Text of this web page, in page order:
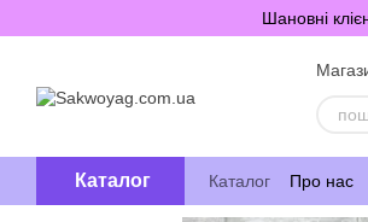
Перейти до основного контентуШановні
Каталог Каталог Про нас